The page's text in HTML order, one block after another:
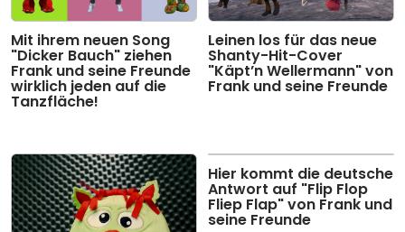
Mit ihrem neuen Song
"Dicker Bauch" ziehen
Frank und seine Freunde
wirklich jeden auf die
Tanzfläche!
Leinen los für das neue
Shanty-Hit-Cover
"Käpt’n Wellermann" von
Frank und seine Freunde
Hier kommt die deutsche
Antwort auf "Flip Flop
Fliep Flap" von Frank und
seine Freunde